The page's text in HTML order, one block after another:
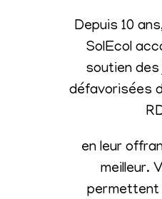
Depuis 10
SolEcol
soutien des
défavorisées
en leur
meilleur.
permettent